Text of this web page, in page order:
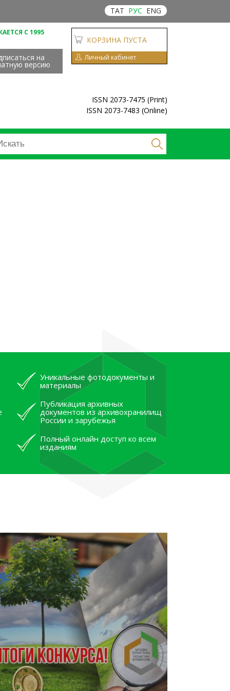
ТАТ РУС ENG
С 1995
на
версию
КОРЗИНА ПУСТА
Личный кабинет
ISSN 2073-7475 (Print)
ISSN 2073-7483 (Online)
Уникальные фотодокументы и
материалы
Публикация архивных
документов из архивохранилищ
России и зарубежья
Полный онлайн доступ ко всем
изданиям
рассказали об архивных